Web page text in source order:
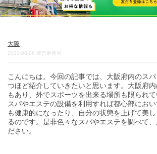
お問い合わせ
大阪
2021-08-06 運営事務局
こんにちは。今回の記事では、大阪府内のス
つほど紹介していきたいと思います。大阪府
もあり、外でスポーツを出来る場所も限られて
スパやエステの設備を利用すれば都心部にお
も健康的になったり、自分の状態を上げて美
るのです。是非色々なスパやエステを調べて、
ださい。